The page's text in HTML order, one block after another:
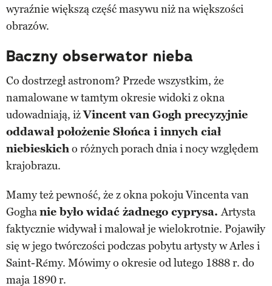
wyraźnie większą część masywu niż na większości
obrazów.
Baczny obserwator nieba
Co dostrzegł astronom? Przede wszystkim, że
namalowane w tamtym okresie widoki z okna
udowadniają, iżVincent van Gogh precyzyjnie
oddawał położenie Słońca i innych ciał
niebieskicho różnych porach dnia i nocy względem
krajobrazu.
Mamy też pewność, że z okna pokoju Vincenta van
Goghanie było widać żadnego cyprysa.Artysta
faktycznie widywał i malował je wielokrotnie. Pojawiły
się w jego twórczości podczas pobytu artysty w Arles i
Saint-Rémy. Mówimy o okresie od lutego 1888 r. do
maja 1890 r.